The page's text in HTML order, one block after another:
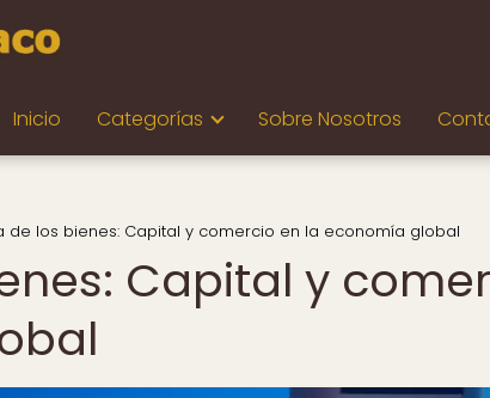
Inicio Categorías Sobre Nosotros
de los bienes: Capital y comercio en la economía global
Capital y